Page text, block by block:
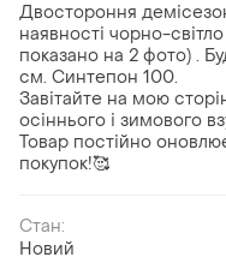
Двостороння
наявності чорно-
показано на 2 фото) .
см. Синтепон 100.
Завітайте на мою
осіннього і зимового
Товар постійно
покупок!🥰
Стан:
Новий